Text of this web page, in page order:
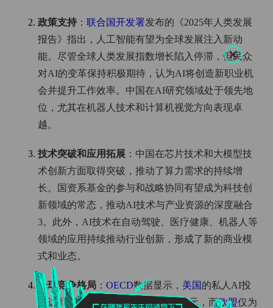
政策支持 ‌：联合国开发署发布的《2025年人类发展
报告》指出，人工智能有望为全球发展注入新动
能。尽管全球人类发展指数增长陷入停滞，但民众
对AI的变革保持积极期待，认为AI将创造新职业机
会并提升工作效率。中国在AI研究领域处于领先地
位，尤其在机器人技术和计算机视觉方向表现卓
越‌。
技术突破和应用拓展 ‌：中国在芯片技术和大模型技
术创新方面取得突破，推动了算力需求的持续增
长。国资系基金的参与和战略协同有望成为科技创
新领域的常态，推动AI技术与产业资源的深度融合‌
3。此外，AI技术在自动驾驶、医疗健康、机器人等
领域的应用持续推动行业创新，形成了新的商业模
式和业态‌。
全球竞争格局 ‌：OECD数据显示， 美国 的私人AI投
资达到3000亿美元，中国为910亿美元，而欧盟仅为